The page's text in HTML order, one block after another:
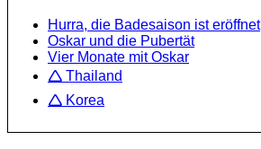
Hurra, die Badesaison ist eröffnet
Oskar und die Pubertät
Vier Monate mit Oskar
🛆 Thailand
🛆 Korea